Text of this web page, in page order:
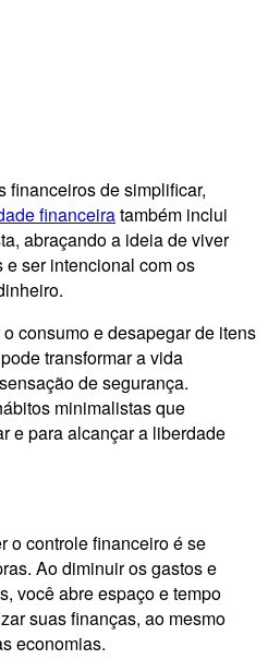
financeiros de simplificar,
financeiratambém inclui
abraçando a ideia de viver
ser intencional com os
consumo e desapegar de itens
transformar a vida
de segurança.
minimalistas que
e para alcançar a liberdade
o controle financeiro é se
Ao diminuir os gastos e
você abre espaço e tempo
suas finanças, ao mesmo
economias.